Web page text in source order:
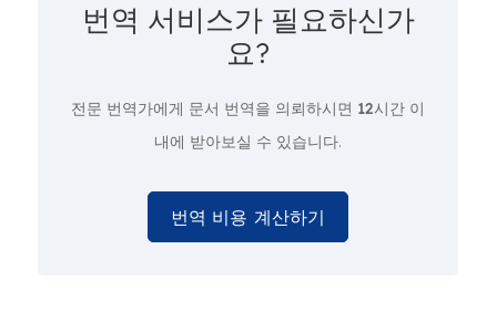
번역 서비스가 필요하신가
요?
전문 번역가에게 문서 번역을 의뢰하시면 12시간 이
내에 받아보실 수 있습니다.
번역 비용 계산하기